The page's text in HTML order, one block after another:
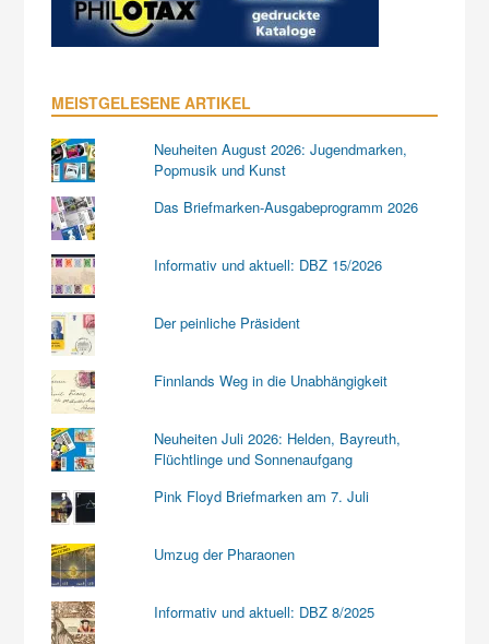
MEISTGELESENE ARTIKEL
Neuheiten August 2026: Jugendmarken,
Popmusik und Kunst
Das Briefmarken-Ausgabeprogramm 2026
Informativ und aktuell: DBZ 15/2026
Der peinliche Präsident
Finnlands Weg in die Unabhängigkeit
Neuheiten Juli 2026: Helden, Bayreuth,
Flüchtlinge und Sonnenaufgang
Pink Floyd Briefmarken am 7. Juli
Umzug der Pharaonen
Informativ und aktuell: DBZ 8/2025